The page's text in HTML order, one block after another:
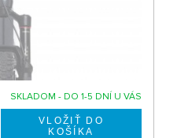
SKLADOM - DO 1-5 DNÍ U VÁS